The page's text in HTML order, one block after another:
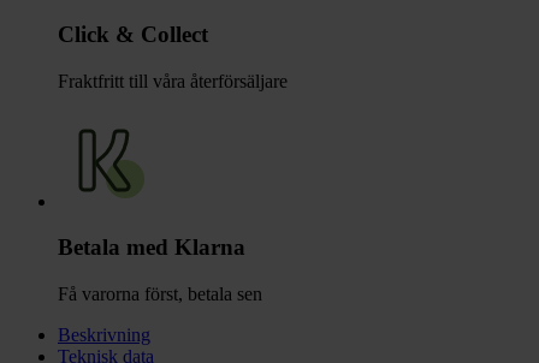
Click & Collect
Fraktfritt till våra återförsäljare
Betala med Klarna
Få varorna först, betala sen
Beskrivning
Teknisk data